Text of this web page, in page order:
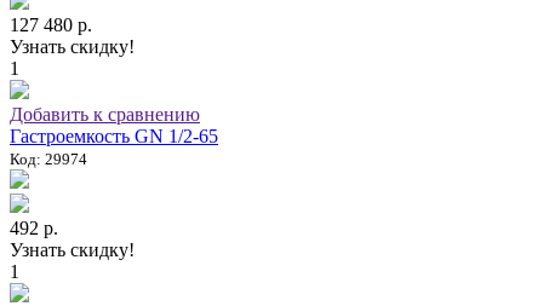
127 480 р.
Узнать скидку!
1
Добавить к сравнению
Гастроемкость GN 1/2-65
Код: 29974
492 р.
Узнать скидку!
1